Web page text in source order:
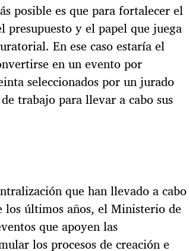
posible es que para fortalecer el
presupuesto y el papel que juega
En ese caso estaría el
en un evento por
seleccionados por un jurado
trabajo para llevar a cabo sus
que han llevado a cabo
los últimos años, el Ministerio de
que apoyen las
los procesos de creación e